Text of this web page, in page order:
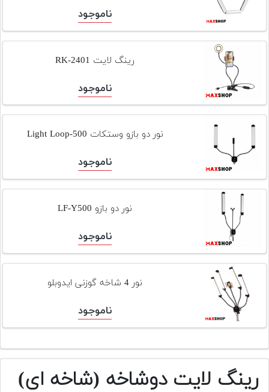
تجهیزات
مکث
افزودن
محصول
قیمت
دوربین
بله
ناموجود
رینگ لایت RK-2401
ناموجود
نور دو بازو وستکات Light Loop-500
ناموجود
نور دو بازو LF-Y500
ناموجود
نور 4 شاخه گوزنی ایدوبلو
ناموجود
رینگ لایت دوشاخه (شاخه ای)